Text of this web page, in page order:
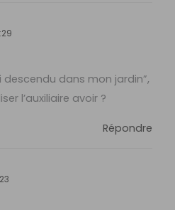
descendu dans mon jardin”,
l’auxiliaire avoir ?
Répondre